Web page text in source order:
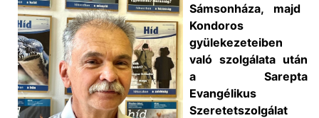
Sámsonháza, majd
Kondoros
gyülekezeteiben
való szolgálata után
a Sarepta
Evangélikus
Szeretetszolgálat